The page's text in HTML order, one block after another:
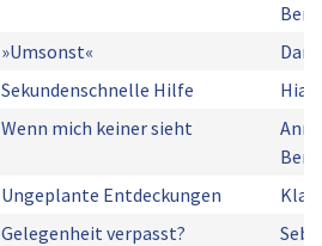
»Umsonst«
Sekundenschnelle Hilfe Hias
Wenn mich keiner sieht
Ungeplante Entdeckungen
Gelegenheit verpasst?